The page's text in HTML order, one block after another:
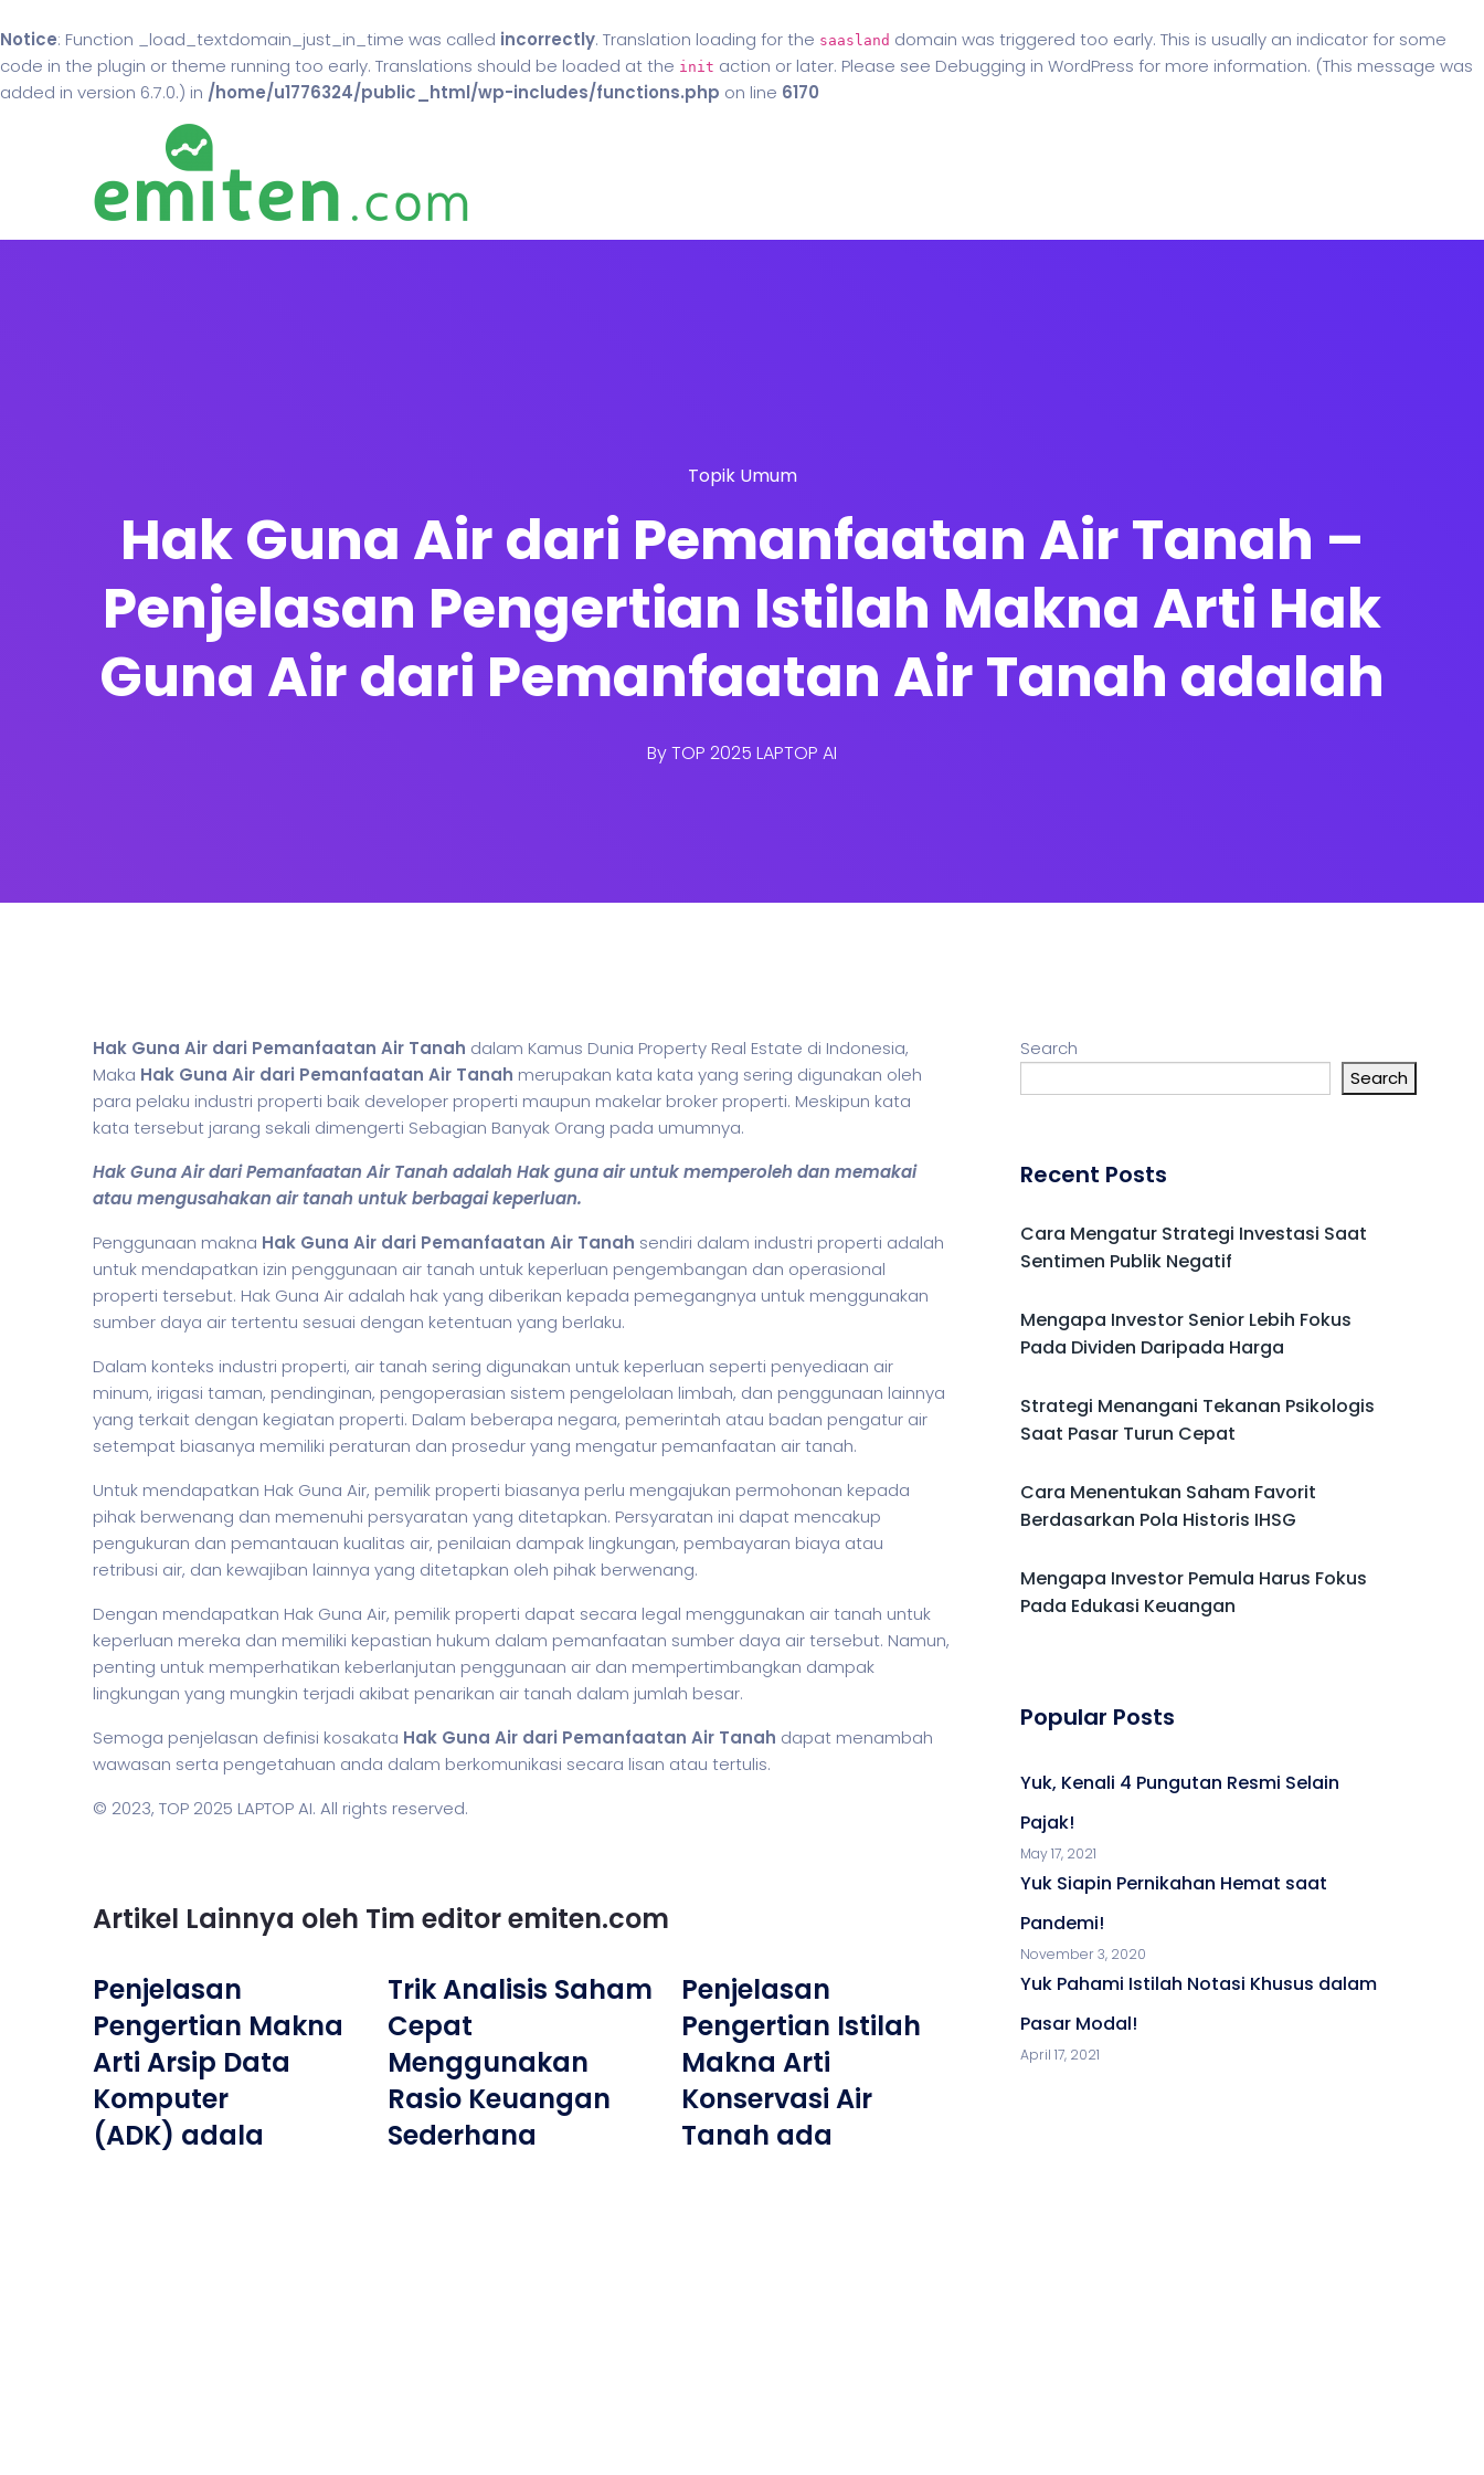
Notice: Function _load_textdomain_just_in_time was called incorrectly. Translation loading for the saasland domain was triggered too early. This is usually an indicator for some
code in the plugin or theme running too early. Translations should be loaded at the init action or later. Please see Debugging in WordPress for more information. (This message was
added in version 6.7.0.) in /home/u1776324/public_html/wp-includes/functions.php on line 6170
Topik Umum
Hak Guna Air dari Pemanfaatan Air Tanah –
Penjelasan Pengertian Istilah Makna Arti Hak
Guna Air dari Pemanfaatan Air Tanah adalah
ByTOP 2025 LAPTOP AI
Hak Guna Air dari Pemanfaatan Air Tanah dalam Kamus Dunia Property Real Estate di Indonesia,
Maka Hak Guna Air dari Pemanfaatan Air Tanah merupakan kata kata yang sering digunakan oleh
para pelaku industri properti baik developer properti maupun makelar broker properti. Meskipun kata
kata tersebut jarang sekali dimengerti Sebagian Banyak Orang pada umumnya.
Hak Guna Air dari Pemanfaatan Air Tanah adalah Hak guna air untuk memperoleh dan memakai
atau mengusahakan air tanah untuk berbagai keperluan.
Penggunaan makna Hak Guna Air dari Pemanfaatan Air Tanah sendiri dalam industri properti adalah
untuk mendapatkan izin penggunaan air tanah untuk keperluan pengembangan dan operasional
properti tersebut. Hak Guna Air adalah hak yang diberikan kepada pemegangnya untuk menggunakan
sumber daya air tertentu sesuai dengan ketentuan yang berlaku.
Dalam konteks industri properti, air tanah sering digunakan untuk keperluan seperti penyediaan air
minum, irigasi taman, pendinginan, pengoperasian sistem pengelolaan limbah, dan penggunaan lainnya
yang terkait dengan kegiatan properti. Dalam beberapa negara, pemerintah atau badan pengatur air
setempat biasanya memiliki peraturan dan prosedur yang mengatur pemanfaatan air tanah.
Untuk mendapatkan Hak Guna Air, pemilik properti biasanya perlu mengajukan permohonan kepada
pihak berwenang dan memenuhi persyaratan yang ditetapkan. Persyaratan ini dapat mencakup
pengukuran dan pemantauan kualitas air, penilaian dampak lingkungan, pembayaran biaya atau
retribusi air, dan kewajiban lainnya yang ditetapkan oleh pihak berwenang.
Dengan mendapatkan Hak Guna Air, pemilik properti dapat secara legal menggunakan air tanah untuk
keperluan mereka dan memiliki kepastian hukum dalam pemanfaatan sumber daya air tersebut. Namun,
penting untuk memperhatikan keberlanjutan penggunaan air dan mempertimbangkan dampak
lingkungan yang mungkin terjadi akibat penarikan air tanah dalam jumlah besar.
Semoga penjelasan definisi kosakata Hak Guna Air dari Pemanfaatan Air Tanah dapat menambah
wawasan serta pengetahuan anda dalam berkomunikasi secara lisan atau tertulis.
© 2023, TOP 2025 LAPTOP AI. All rights reserved.
Artikel Lainnya oleh Tim editor emiten.com
Penjelasan
Pengertian Makna
Arti Arsip Data
Komputer
(ADK) adala
Trik Analisis Saham
Cepat
Menggunakan
Rasio Keuangan
Sederhana
Penjelasan
Pengertian Istilah
Makna Arti
Konservasi Air
Tanah ada
Search
Search
Recent Posts
Cara Mengatur Strategi Investasi Saat
Sentimen Publik Negatif
Mengapa Investor Senior Lebih Fokus
Pada Dividen Daripada Harga
Strategi Menangani Tekanan Psikologis
Saat Pasar Turun Cepat
Cara Menentukan Saham Favorit
Berdasarkan Pola Historis IHSG
Mengapa Investor Pemula Harus Fokus
Pada Edukasi Keuangan
Popular Posts
Yuk, Kenali 4 Pungutan Resmi Selain
Pajak!
May 17, 2021
Yuk Siapin Pernikahan Hemat saat
Pandemi!
November 3, 2020
Yuk Pahami Istilah Notasi Khusus dalam
Pasar Modal!
April 17, 2021